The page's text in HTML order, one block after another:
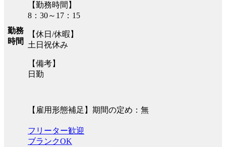
勤務
時間
【勤務時間】
8：30～17：15
【休日/休暇】
土日祝休み
【備考】
日勤
【雇用形態補足】期間の定め：無
フリーター歓迎
ブランクOK